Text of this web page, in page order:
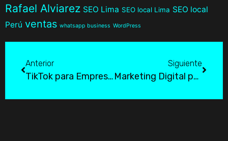
Rafael Alviarez SEO Lima SEO local Lima SEO local
Perú ventas whatsapp business WordPress
Anterior
TikTok para Empresas en Lima: ¡Éxito Digital!
Siguiente
Marketing Digital para Restaurantes en Lima: Impulsa tus Ventas